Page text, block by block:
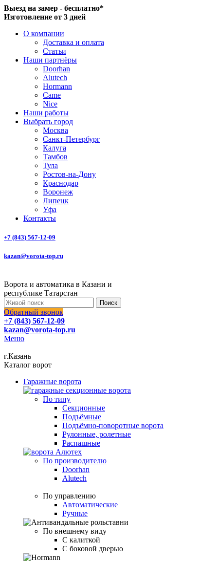
Выезд на замер - бесплатно*
Изготовление от 3 дней
О компании
Доставка и оплата
Статьи
Наши партнёры
Doorhan
Alutech
Hormann
Came
Nice
Наши работы
Выбрать город
Москва
Санкт-Петербург
Калуга
Тамбов
Тула
Ростов-на-Дону
Краснодар
Воронеж
Липецк
Уфа
Контакты
+7 (843) 567-12-09
kazan@vorota-top.ru
Ворота и автоматика в Казани и
республике Татарстан
Поиск
Обратный звонок
+7 (843) 567-12-09
kazan@vorota-top.ru
Меню
г.Казань
Каталог ворот
Гаражные ворота
По типу
Секционные
Подъёмные
Подъёмно-поворотные ворота
Рулонные, ролетные
Распашные
По производителю
Doorhan
Alutech
По управлению
Автоматические
Ручные
По внешнему виду
С калиткой
С боковой дверью